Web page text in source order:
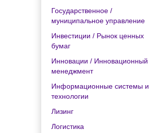
Государственное /
муниципальное управление
Инвестиции / Рынок ценных
бумаг
Инновации / Инновационный
менеджмент
Информационные системы и
технологии
Лизинг
Логистика